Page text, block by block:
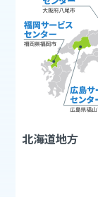
北海道地方